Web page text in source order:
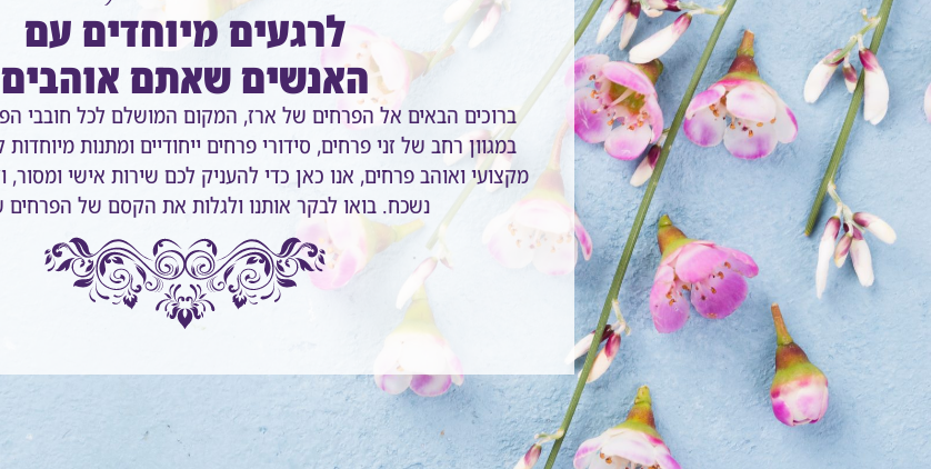
לרגעים מיוחדים עם
האנשים שאתם אוהבים
ברוכים הבאים אל הפרחים של ארז, המקום המושלם לכל חובבי
במגוון רחב של זני פרחים, סידורי פרחים ייחודיים ומתנות
מקצועי ואוהב פרחים, אנו כאן כדי להעניק לכם שירות אישי ומסור,
נשכח. בואו לבקר אותנו ולגלות את הקסם של הפרחים